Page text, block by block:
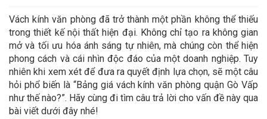
Vách kính văn phòng đã trở thành một phần không thể thiếu
trong thiết kế nội thất hiện đại. Không chỉ tạo ra không gian
mở và tối ưu hóa ánh sáng tự nhiên, mà chúng còn thể hiện
phong cách và cái nhìn độc đáo của một doanh nghiệp. Tuy
nhiên khi xem xét để đưa ra quyết định lựa chọn, sẽ một câu
hỏi phổ biến là “Bảng giá vách kính văn phòng quận Gò Vấp
như thế nào?”. Hãy cùng đi tìm câu trả lời cho vấn đề này qua
bài viết dưới đây nhé!